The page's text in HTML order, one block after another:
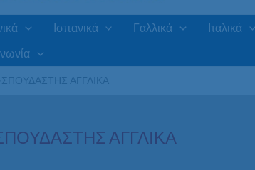
Ισπανικά Γαλλικά Ιταλικά
ΣΠΟΥΔΑΣΤΗΣ ΑΓΓΛΙΚΑ
ΑΓΓΛΙΚΑ